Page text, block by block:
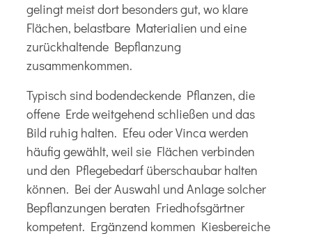
gelingt meist dort besonders gut, wo klare
Flächen, belastbare Materialien und eine
zurückhaltende Bepflanzung
zusammenkommen.
Typisch sind bodendeckende Pflanzen, die
offene Erde weitgehend schließen und das
Bild ruhig halten. Efeu oder Vinca werden
häufig gewählt, weil sie Flächen verbinden
und den Pflegebedarf überschaubar halten
können. Bei der Auswahl und Anlage solcher
Bepflanzungen beraten Friedhofsgärtner
kompetent. Ergänzend kommen Kiesbereiche